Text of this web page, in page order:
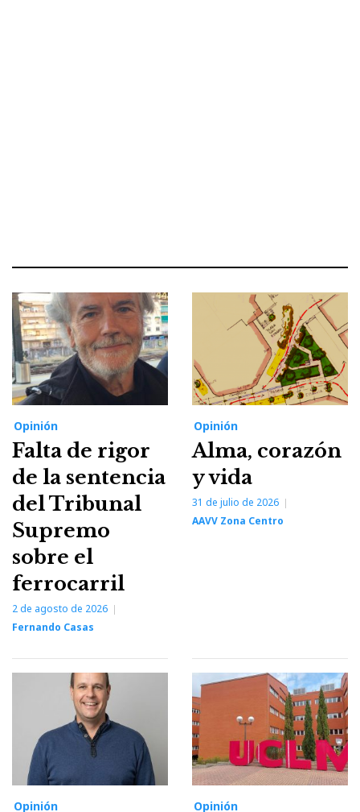
Opinión
Falta de rigor
de la sentencia
del Tribunal
Supremo
sobre el
ferrocarril
2 de agosto de 2026
Fernando Casas
Opinión
Alma, corazón
y vida
31 de julio de 2026
AAVV Zona Centro
Opinión Opinión